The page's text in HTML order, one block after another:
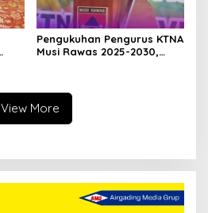
Pengukuhan Pengurus KTNA
Musi Rawas 2025-2030,
View More